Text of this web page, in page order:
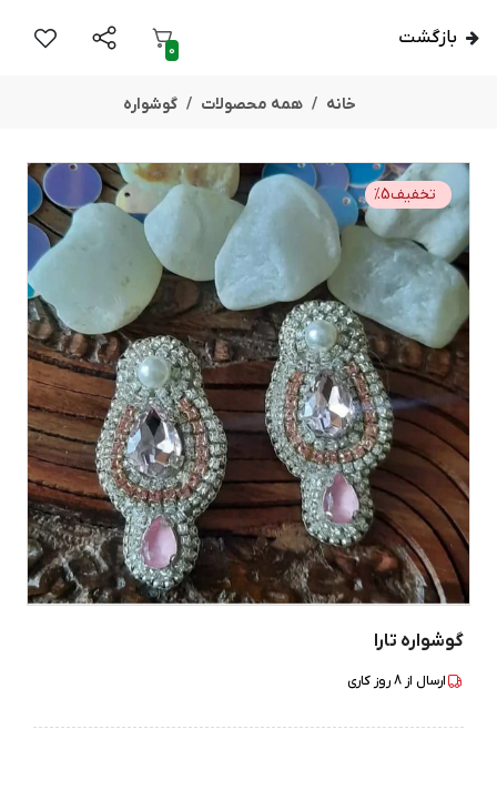
بازگشت
0
خانه همه محصولات گوشواره
تخفیف %5
گوشواره تارا
ارسال از 8روز کاری